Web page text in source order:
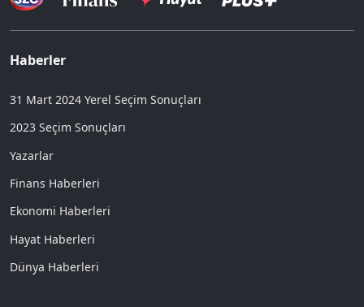
Haberler
31 Mart 2024 Yerel Seçim Sonuçları
2023 Seçim Sonuçları
Yazarlar
Finans Haberleri
Ekonomi Haberleri
Hayat Haberleri
Dünya Haberleri